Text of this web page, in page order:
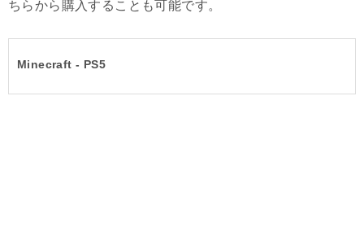
ちらから購入することも可能です。
Minecraft - PS5